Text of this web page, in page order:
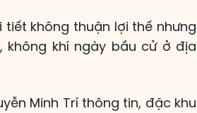
tiết không thuận lợi thế nhưng
khí ngày bầu cử ở địa
Minh Trí thông tin, đặc khu